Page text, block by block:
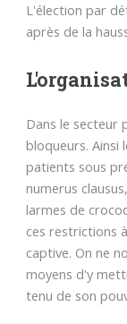
L'élection par
après de la
Dans le secteur
bloqueurs. Ainsi
patients sous
numerus
larmes de
ces restrictions
captive. On ne
moyens d'y
tenu de son